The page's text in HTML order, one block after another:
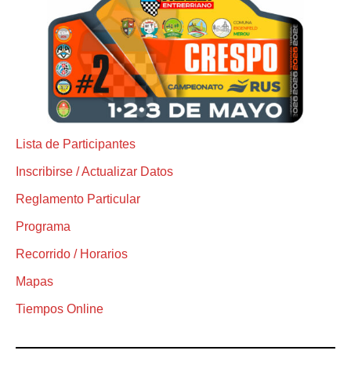
Lista de Participantes
Inscribirse / Actualizar Datos
Reglamento Particular
Programa
Recorrido / Horarios
Mapas
Tiempos Online